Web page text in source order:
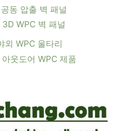
공동 압출 벽 패널
3D WPC 벽 패널
외 WPC 울타리
아웃도어 WPC 제품